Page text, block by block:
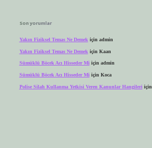
Son yorumlar
Yakın Fiziksel Temas Ne Demek için admin
Yakın Fiziksel Temas Ne Demek için Kaan
Sümüklü Böcek Acı Hisseder Miiçin admin
Sümüklü Böcek Acı Hisseder Mi için Koca
Polise Silah Kullanma Yetkisi Veren Kanunlar Hangileri için